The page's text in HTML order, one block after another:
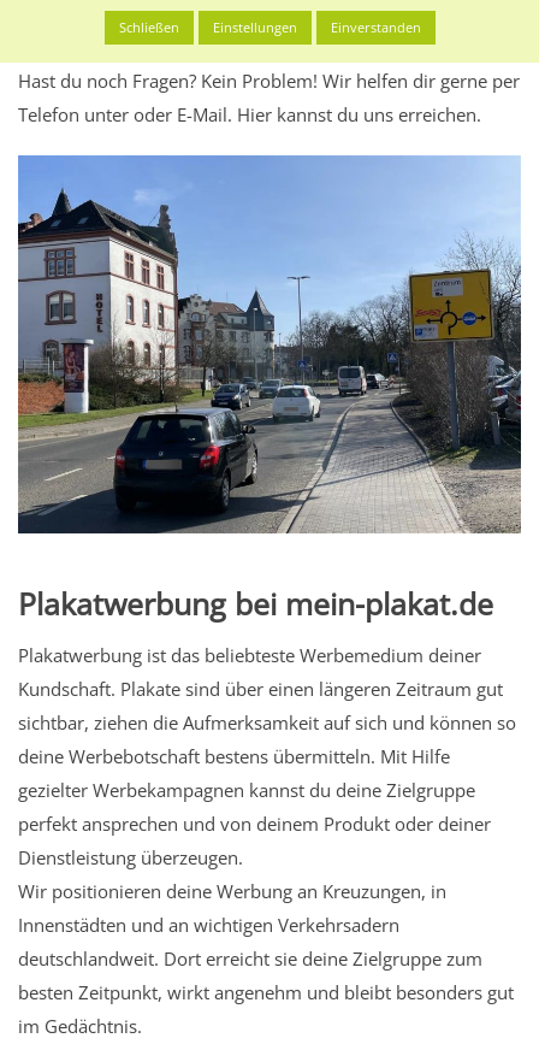
Alles klar? Dann findest du direkt im unteren Teil dieser Seite
Buchungdes Standorts.
Hast du noch Fragen? Kein Problem! Wir helfen dir gerne per
Telefon unter oder E-Mail. Hier kannst du uns erreichen.
Plakatwerbung bei mein-plakat.de
Plakatwerbung ist das beliebteste Werbemedium deiner
Kundschaft. Plakate sind über einen längeren Zeitraum gut
sichtbar, ziehen die Aufmerksamkeit auf sich und können so
deine Werbebotschaft bestens übermitteln. Mit Hilfe
gezielter Werbekampagnen kannst du deine Zielgruppe
perfekt ansprechen und von deinem Produkt oder deiner
Dienstleistung überzeugen.
Wir positionieren deine Werbung an Kreuzungen, in
Innenstädten und an wichtigen Verkehrsadern
deutschlandweit. Dort erreicht sie deine Zielgruppe zum
besten Zeitpunkt, wirkt angenehm und bleibt besonders gut
im Gedächtnis.
Schließen Einstellungen Einverstanden